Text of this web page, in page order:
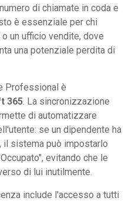
di chiamate in coda e
è essenziale per chi
un ufficio vendite, dove
una potenziale perdita di
Professional è
365. La sincronizzazione
di automatizzare
se un dipendente ha
il sistema può impostarlo
evitando che le
di lui inutilmente.
include l'accesso a tutti